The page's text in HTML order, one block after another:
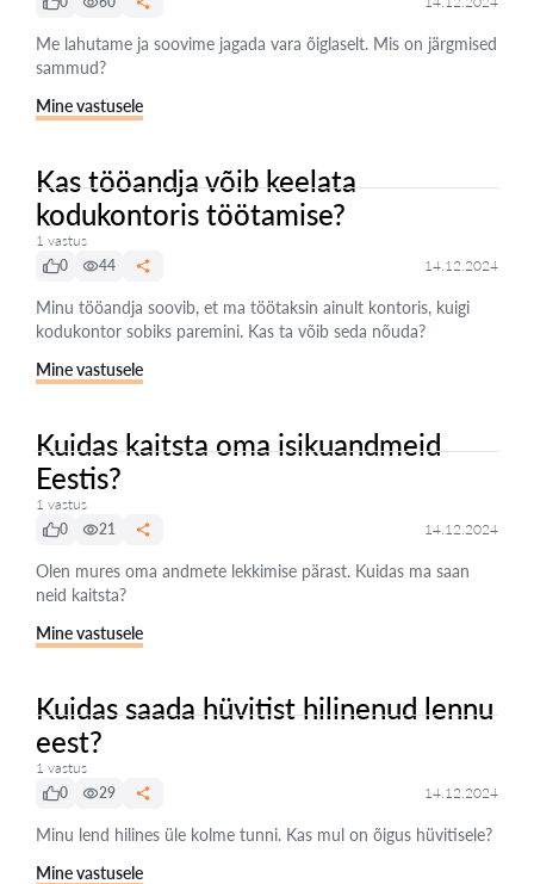
Me lahutame ja soovime jagada vara õiglaselt. Mis on järgmised
sammud?
Mine vastusele
Kas tööandja võib keelata
kodukontoris töötamise?
1 vastus
0
44 14.12.2024
Minu tööandja soovib, et ma töötaksin ainult kontoris, kuigi
kodukontor sobiks paremini. Kas ta võib seda nõuda?
Mine vastusele
Kuidas kaitsta oma isikuandmeid
Eestis?
1 vastus
0
21 14.12.2024
Olen mures oma andmete lekkimise pärast. Kuidas ma saan
neid kaitsta?
Mine vastusele
Kuidas saada hüvitist hilinenud lennu
eest?
1 vastus
0
29 14.12.2024
Minu lend hilines üle kolme tunni. Kas mul on õigus hüvitisele?
Mine vastusele